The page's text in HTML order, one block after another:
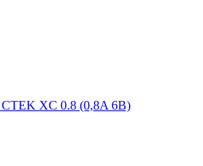
CTEK XC 0.8 (0,8A 6В)